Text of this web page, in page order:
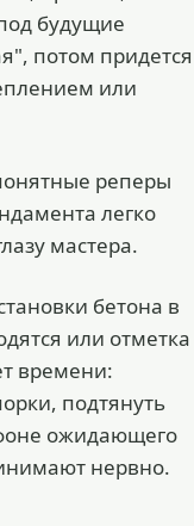
будущие
потом придется
или
реперы
легко
мастера.
бетона в
или отметка
времени:
подтянуть
ожидающего
нервно.